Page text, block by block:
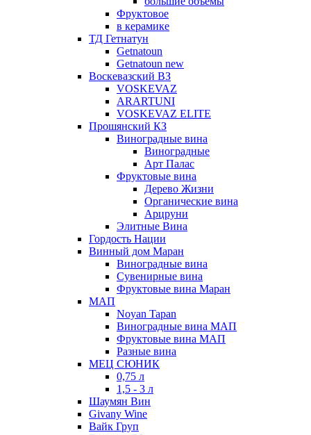
Фруктовое
в керамике
ТД Гетнатун
Getnatoun
Getnatoun new
Воскевазский ВЗ
VOSKEVAZ
ARARTUNI
VOSKEVAZ ELITE
Прошянский КЗ
Виноградные вина
Виноградные
Арт Палас
Фруктовые вина
Дерево Жизни
Органические вина
Арцруни
Элитные Вина
Гордость Нации
Винный дом Маран
Виноградные вина
Сувенирные вина
Фруктовые вина Маран
МАП
Noyan Tapan
Виноградные вина МАП
Фруктовые вина МАП
Разные вина
МЕЦ СЮНИК
0,75 л
1,5 - 3 л
Шаумян Вин
Givany Wine
Вайк Груп